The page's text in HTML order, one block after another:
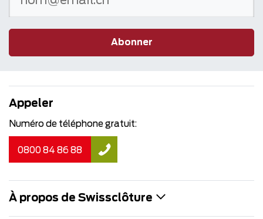
Abonner
Appeler
Numéro de téléphone gratuit:
0800 84 86 88
À propos de Swissclôture